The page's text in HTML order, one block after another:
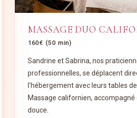
MASSAGE DUO
160€ (50 min)
Sandrine et Sabrina, nos
professionnelles, se déplacent
l'hébergement avec leurs tables
Massage californien,
douce.